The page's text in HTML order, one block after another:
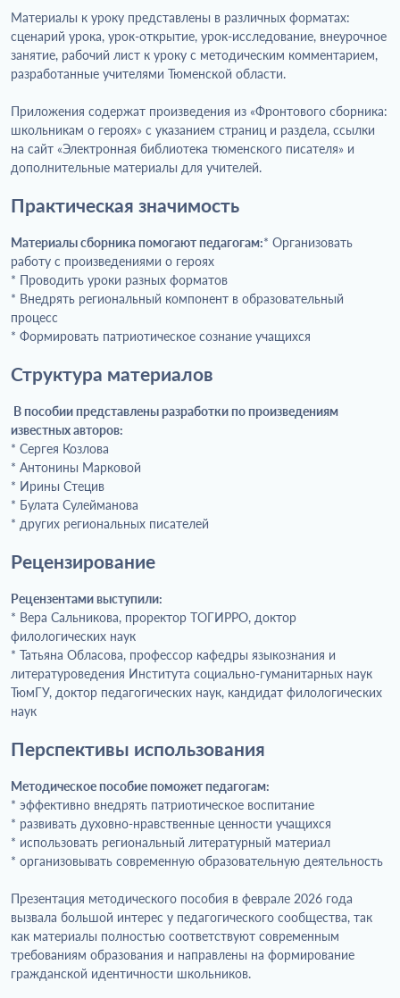
Материалы к уроку представлены в различных форматах:
сценарий урока, урок-открытие, урок-исследование, внеурочное
занятие, рабочий лист к уроку с методическим комментарием,
разработанные учителями Тюменской области.
Приложения содержат произведения из «Фронтового сборника:
школьникам о героях» с указанием страниц и раздела, ссылки
на сайт «Электронная библиотека тюменского писателя» и
дополнительные материалы для учителей.
Практическая значимость
Материалы сборника помогают педагогам:* Организовать
работу с произведениями о героях
* Проводить уроки разных форматов
* Внедрять региональный компонент в образовательный
процесс
* Формировать патриотическое сознание учащихся
Структура материалов
В пособии представлены разработки по произведениям
известных авторов:
* Сергея Козлова
* Антонины Марковой
* Ирины Стецив
* Булата Сулейманова
* других региональных писателей
Рецензирование
Рецензентами выступили:
* Вера Сальникова, проректор ТОГИРРО, доктор
филологических наук
* Татьяна Обласова, профессор кафедры языкознания и
литературоведения Института социально-гуманитарных наук
ТюмГУ, доктор педагогических наук, кандидат филологических
наук
Перспективы использования
Методическое пособие поможет педагогам:
* эффективно внедрять патриотическое воспитание
* развивать духовно-нравственные ценности учащихся
* использовать региональный литературный материал
* организовывать современную образовательную деятельность
Презентация методического пособия в феврале 2026 года
вызвала большой интерес у педагогического сообщества, так
как материалы полностью соответствуют современным
требованиям образования и направлены на формирование
гражданской идентичности школьников.